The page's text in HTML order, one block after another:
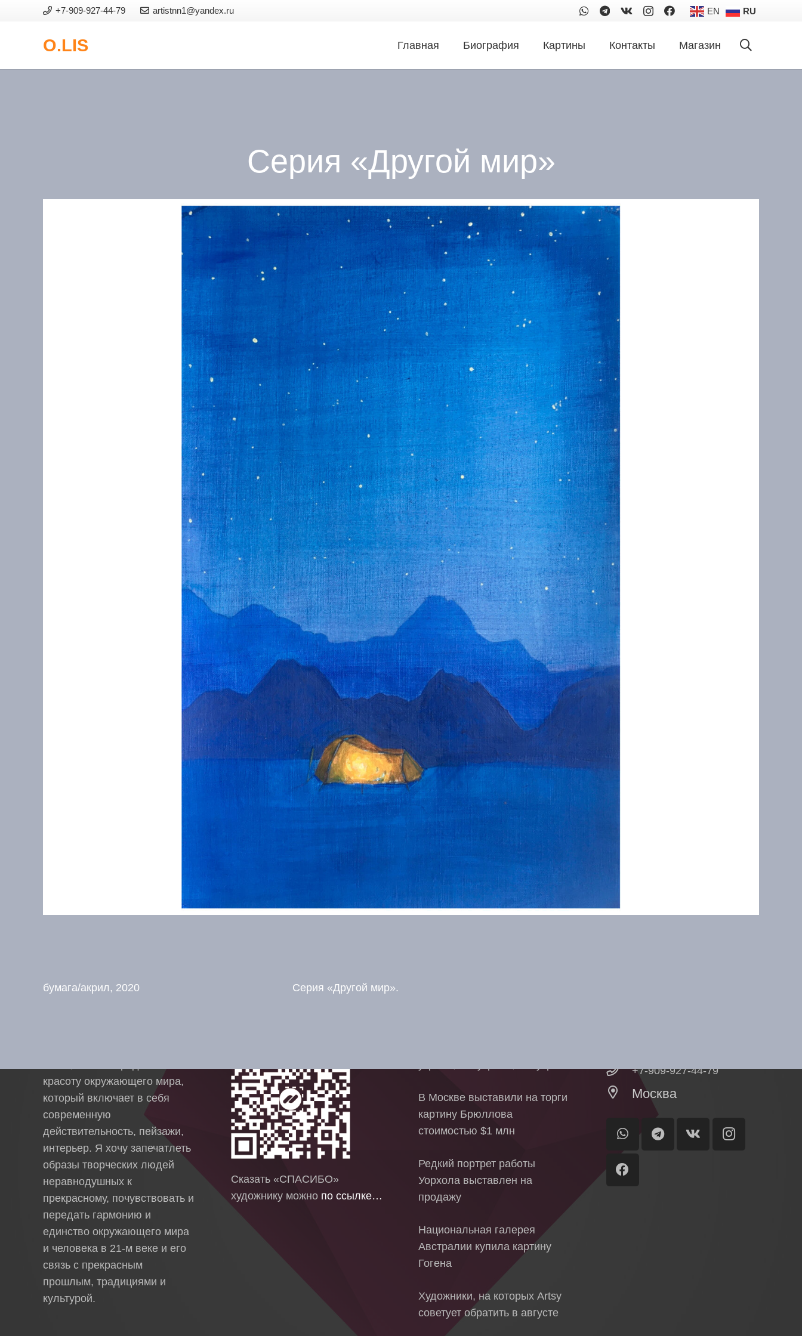
+7-909-927-44-79 artistnn1@yandex.ru EN RU
O.LIS Главная Биография Картины Контакты Магазин
Серия «Другой мир»
бумага/акрил, 2020 Серия «Другой мир».
красоту окружающего мира,
который включает в себя
современную
действительность, пейзажи,
интерьер. Я хочу запечатлеть
образы творческих людей
неравнодушных к
прекрасному, почувствовать и
передать гармонию и
единство окружающего мира
и человека в 21-м веке и его
связь с прекрасным
прошлым, традициями и
культурой.
Сказать «СПАСИБО»
художнику можно по ссылке…
В Москве выставили на торги
картину Брюллова
стоимостью $1 млн
Редкий портрет работы
Уорхола выставлен на
продажу
Национальная галерея
Австралии купила картину
Гогена
Художники, на которых Artsy
советует обратить в августе
+7-909-927-44-79
Москва